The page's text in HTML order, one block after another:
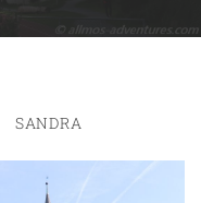
SANDRA